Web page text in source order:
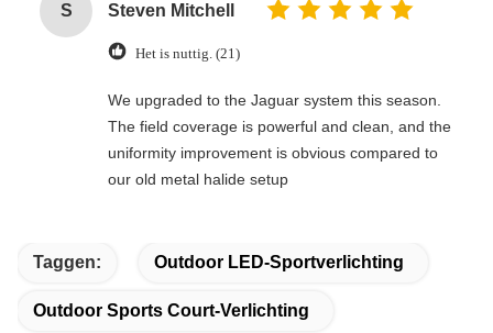
S Steven Mitchell
Het is nuttig. (21)
We upgraded to the Jaguar system this season.
The field coverage is powerful and clean, and the
uniformity improvement is obvious compared to
our old metal halide setup
Taggen: Outdoor LED-Sportverlichting
Outdoor Sports Court-Verlichting